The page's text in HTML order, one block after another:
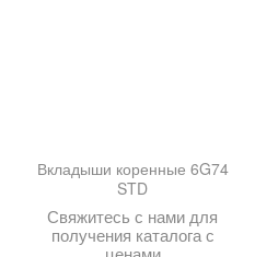
Вкладыши коренные 6G74
STD
Свяжитесь с нами для
получения каталога с